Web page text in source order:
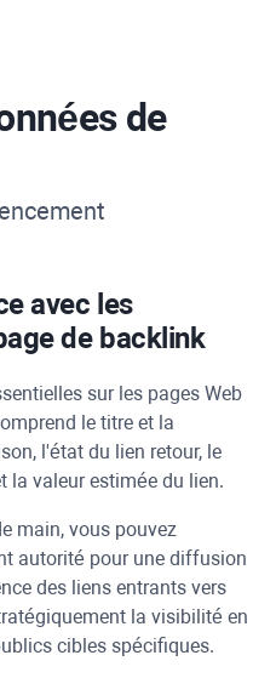
de
avec les
de backlink
sur les pages Web
le titre et la
l'état du lien retour, le
la valeur estimée du lien.
main, vous pouvez
autorité pour une diffusion
des liens entrants vers
la visibilité en
cibles spécifiques.